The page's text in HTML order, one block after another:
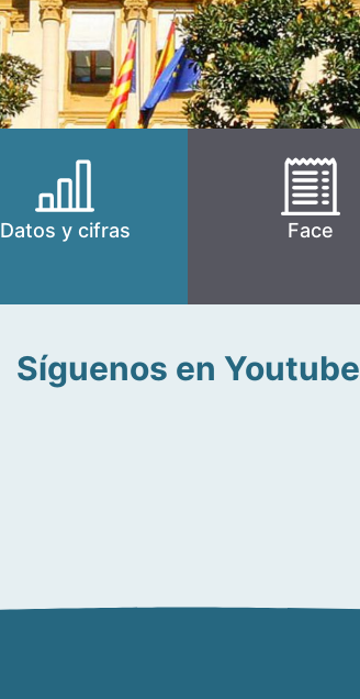
Datos y cifras Face
Síguenos en Youtube